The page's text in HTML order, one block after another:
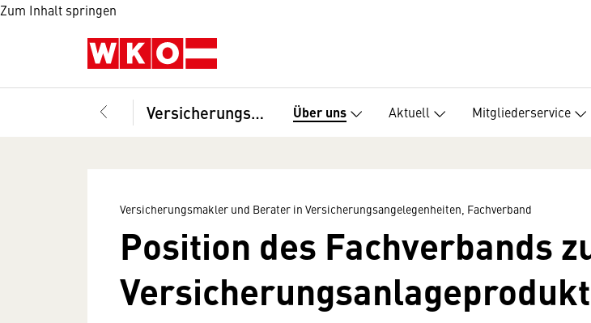
Zum Inhalt springen
Versicherungsmakler und Berater in Versicherungsangelegenheiten, Fachverband Über uns Aktuell Mitgliederservice
Versicherungsmakler und Berater in Versicherungsangelegenheiten, Fachverband
Position des Fachverbands